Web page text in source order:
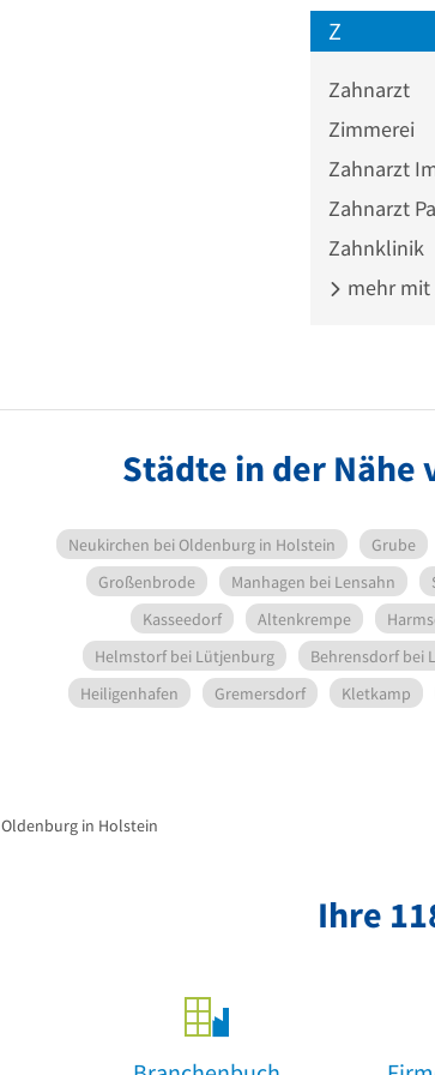
Z
Zahnarzt
Zimmerei
Zahnarzt
Zahnarzt
Zahnklinik
mehr mit
Städte in der Nähe
Neukirchen bei Oldenburg in Holstein Grube
Großenbrode
Manhagen bei Lensahn
Kasseedorf
Altenkrempe
Helmstorf bei Lütjenburg
Behrensdorf bei
Heiligenhafen
Gremersdorf Kletkamp
Oldenburg in Holstein
Ihre